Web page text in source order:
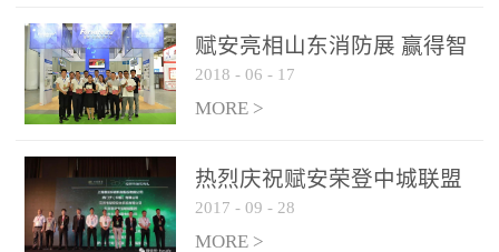
现火焰的跟踪和识别。能
更早的进行预警，达到早
报早防的效果。 系统构
成示意图： 图像型火灾
和监控端两大部分组成。
两者之间通过以太网相
联，一台监控主机最多可
赋安亮相山东消防展 赢得智
慧消防新荣耀
2018 - 06 - 17
MORE >
热烈庆祝赋安荣登中城联盟
联合采购战略合作平台
2017 - 09 - 28
MORE >